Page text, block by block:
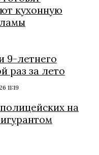
кухонную
9-летнего
раз за лето
11:19
на